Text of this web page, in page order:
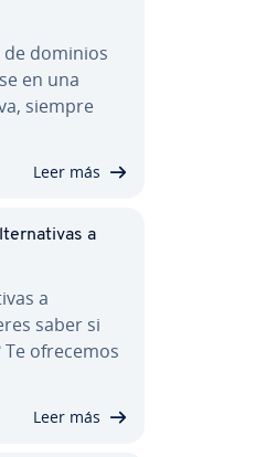
dominios
en una
siempre
Leer más
a
a
saber si
Te ofrecemos
Leer más